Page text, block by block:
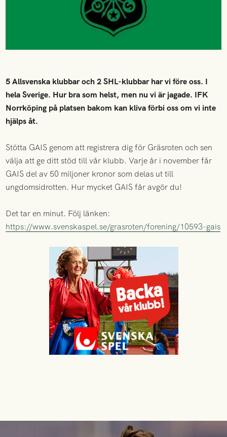
5 Allsvenska klubbar och 2 SHL-klubbar har vi före oss. I
hela Sverige. Hur bra som helst, men nu vi är jagade. IFK
Norrköping på platsen bakom kan kliva förbi oss om vi inte
hjälps åt.
Stötta GAIS genom att registrera dig för Gräsroten och sen
välja att ge ditt stöd till vår klubb. Varje år i november får
GAIS del av 50 miljoner kronor som delas ut till
ungdomsidrotten. Hur mycket GAIS får avgör du!
Det tar en minut. Följ länken:
https://www.svenskaspel.se/grasroten/forening/10593-gais